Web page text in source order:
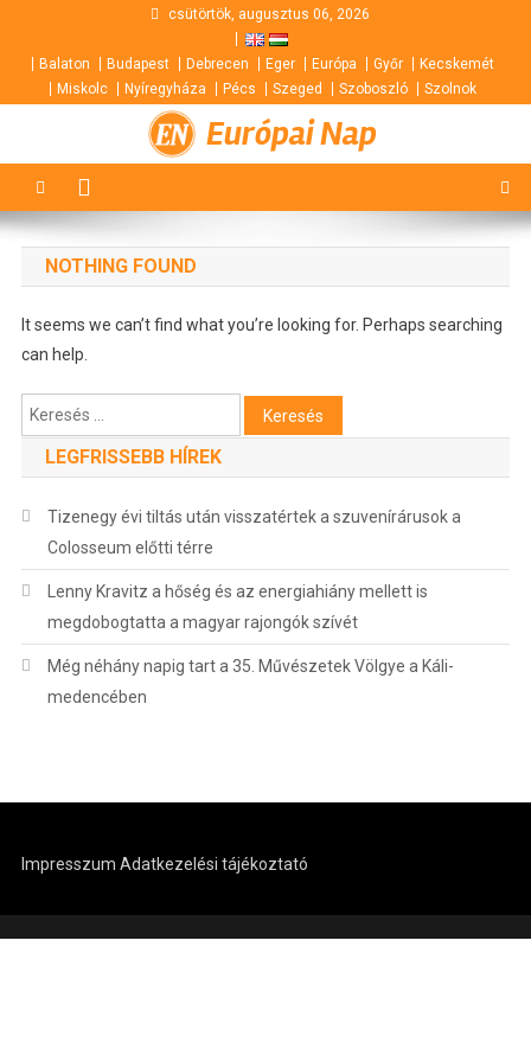
content
csütörtök, augusztus 06, 2026
Balaton Budapest Debrecen Eger Európa Győr
Kecskemét
Miskolc
Nyíregyháza Pécs Szeged Szoboszló Szolnok
Európai Nap
NOTHING FOUND
It seems we can’t find what you’re looking for. Perhaps searching
can help.
Keresés:
LEGFRISSEBB HÍREK
Tizenegy évi tiltás után visszatértek a szuvenírárusok a
Colosseum előtti térre
Lenny Kravitz a hőség és az energiahiány mellett is
megdobogtatta a magyar rajongók szívét
Még néhány napig tart a 35. Művészetek Völgye a Káli-
medencében
Impresszum Adatkezelési tájékoztató